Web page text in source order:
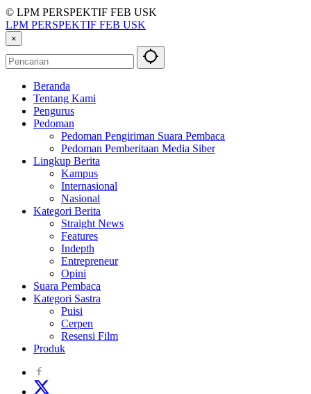
© LPM PERSPEKTIF FEB USK
LPM PERSPEKTIF FEB USK
×
Beranda
Tentang Kami
Pengurus
Pedoman
Pedoman Pengiriman Suara Pembaca
Pedoman Pemberitaan Media Siber
Lingkup Berita
Kampus
Internasional
Nasional
Kategori Berita
Straight News
Features
Indepth
Entrepreneur
Opini
Suara Pembaca
Kategori Sastra
Puisi
Cerpen
Resensi Film
Produk